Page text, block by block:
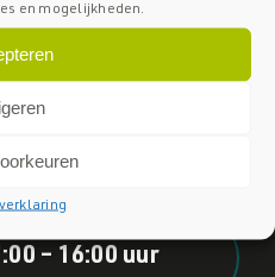
en mogelijkheden.
– 16:00 uur